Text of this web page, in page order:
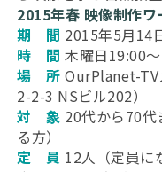
2015年春 映像制作
期 間 2015年5月14
時 間 木曜日19:00
場 所 OurPlanet-TV
2-2-3 NSビル202）
対 象 20代から70代
る方）
定 員 12人（定員に